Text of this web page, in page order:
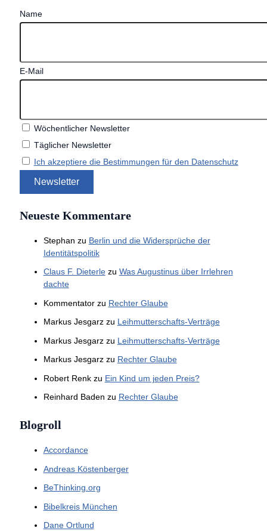
Name
E-Mail
Wöchentlicher Newsletter
Täglicher Newsletter
Ich akzeptiere die Bestimmungen für den Datenschutz
Neueste Kommentare
Stephan zu Berlin und die Widersprüche der
Identitätspolitik
Claus F. Dieterlezu Was Augustinus über Irrlehren
dachte
Kommentatorzu Rechter Glaube
Markus Jesgarzzu Leihmutterschafts-Verträge
Markus Jesgarzzu Leihmutterschafts-Verträge
Markus Jesgarzzu Rechter Glaube
Robert Renkzu Ein Kind um jeden Preis?
Reinhard Baden zu Rechter Glaube
Blogroll
Accordance
Andreas Köstenberger
BeThinking.org
Bibelkreis München
Dane Ortlund